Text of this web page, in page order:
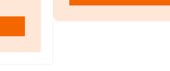
Mustafa
la